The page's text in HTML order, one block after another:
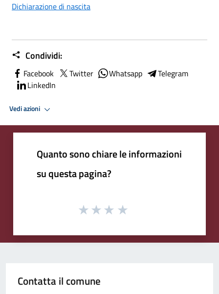
Dichiarazione di nascita
Condividi:
Facebook Twitter Whatsapp
Telegram
LinkedIn
Vedi azioni
Quanto sono chiare le informazioni
su questa pagina?
Contatta il comune